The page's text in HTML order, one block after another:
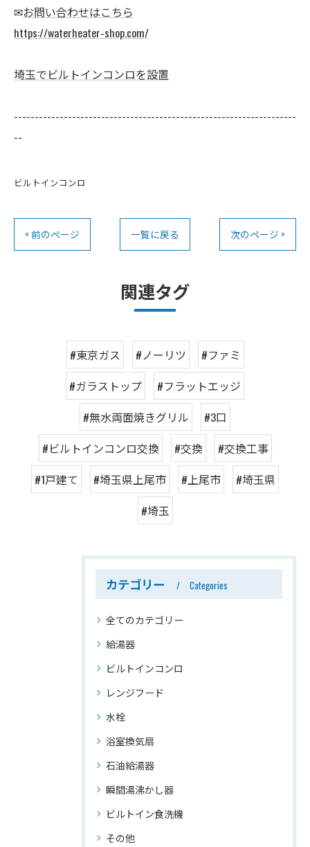
✉お問い合わせはこちら
https://waterheater-shop.com/
埼玉でビルトインコンロを設置
--------------------------------------------------------------------
--
ビルトインコンロ
< 前のページ 一覧に戻る 次のページ >
関連タグ
#東京ガス #ノーリツ
#ファミ
#ガラストップ
#フラットエッジ
#無水両面焼きグリル
#3口
#ビルトインコンロ交換
#交換
#交換工事
#1戸建て
#埼玉県上尾市 #上尾市
#埼玉県
#埼玉
カテゴリー Categories
全てのカテゴリー
給湯器
ビルトインコンロ
レンジフード
水栓
浴室換気扇
石油給湯器
瞬間湯沸かし器
ビルトイン食洗機
その他